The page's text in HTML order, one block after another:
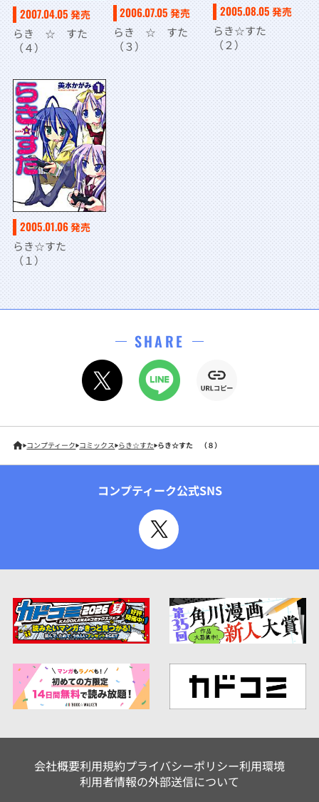
2007.04.05 発売
らき ☆ すた
（４）
2006.07.05 発売
らき ☆ すた
（３）
2005.08.05 発売
らき☆すた
（２）
2005.01.06発売
らき☆すた
（１）
SHARE
コンプティーク コミックス らき☆すた らき☆すた （８）
コンプティーク公式SNS
会社概要利用規約プライバシーポリシー利用環境
利用者情報の外部送信について